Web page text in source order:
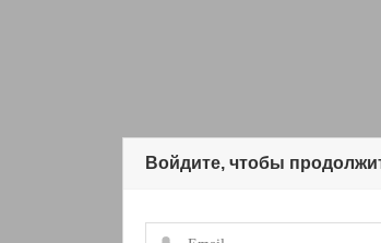
Войдите, чтобы
Email